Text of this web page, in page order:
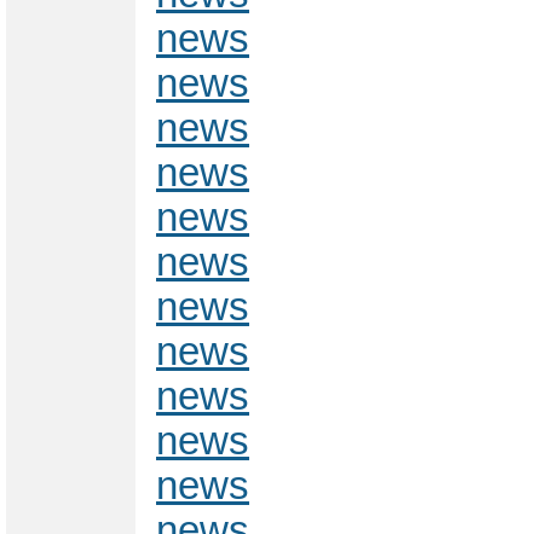
news
news
news
news
news
news
news
news
news
news
news